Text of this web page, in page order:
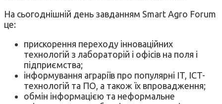
На сьогоднішній день завданням Smart Agro Forum
це:
прискорення переходу інноваційних
технологій з лабораторій і офісів на поля і
підприємства;
інформування аграріїв про популярні IT, ICT-
технологій та ПО, а також їх впровадження;
обмін інформацією та неформальне